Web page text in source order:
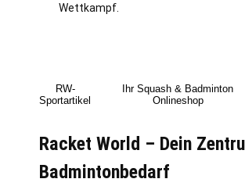
Wettkampf.
RW-
Sportartikel
Ihr Squash & Badminton
Onlineshop
Racket World – Dein
Badmintonbedarf